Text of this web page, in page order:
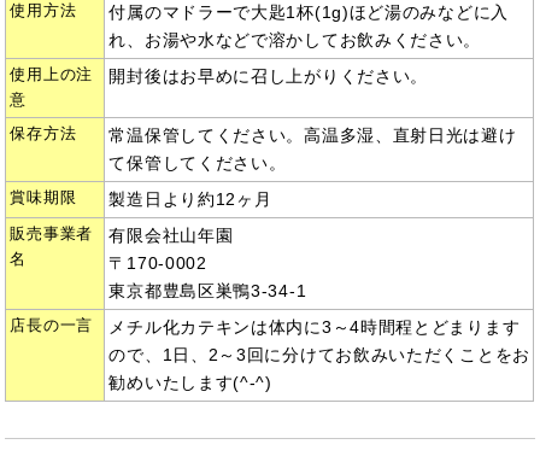
使用方法
付属のマドラーで大匙1杯(1g)ほど湯のみなどに入
れ、お湯や水などで溶かしてお飲みください。
使用上の注
意
開封後はお早めに召し上がりください。
保存方法
常温保管してください。高温多湿、直射日光は避け
て保管してください。
賞味期限 製造日より約12ヶ月
販売事業者
名
有限会社山年園
〒170-0002
東京都豊島区巣鴨3-34-1
店長の一言
メチル化カテキンは体内に3～4時間程とどまります
ので、1日、2～3回に分けてお飲みいただくことをお
勧めいたします(^-^)